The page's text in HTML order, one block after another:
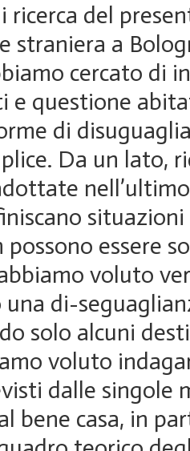
ricerca del
straniera a
cercato di
e questione
di
Da un lato,
possono essere
voluto
di-
solo alcuni
voluto
dalle
al bene casa, in